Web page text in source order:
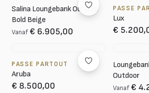
Salina Loungebank Outdoor
Bold Beige
Vanaf € 6.905,00
PASSE
Lux
€
PASSE PARTOUT
Aruba
€ 8.500,00
Outdoor
Vanaf €